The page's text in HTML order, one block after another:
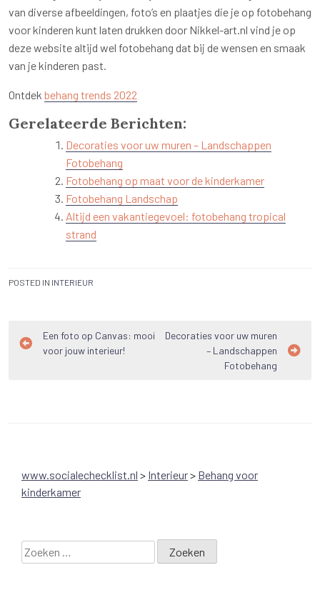
van diverse afbeeldingen, foto’s en plaatjes die je op fotobehang
voor kinderen kunt laten drukken door Nikkel-art.nl vind je op
deze website altijd wel fotobehang dat bij de wensen en smaak
van je kinderen past.
Ontdek behang trends 2022
Gerelateerde Berichten:
Decoraties voor uw muren – Landschappen
Fotobehang
Fotobehang op maat voor de kinderkamer
Fotobehang Landschap
Altijd een vakantiegevoel: fotobehang tropical
strand
POSTED IN INTERIEUR
Bericht
navigatie
Een foto op Canvas: mooi
voor jouw interieur!
Decoraties voor uw muren
– Landschappen
Fotobehang
www.socialechecklist.nl > Interieur> Behang voor
kinderkamer
Zoeken
naar: